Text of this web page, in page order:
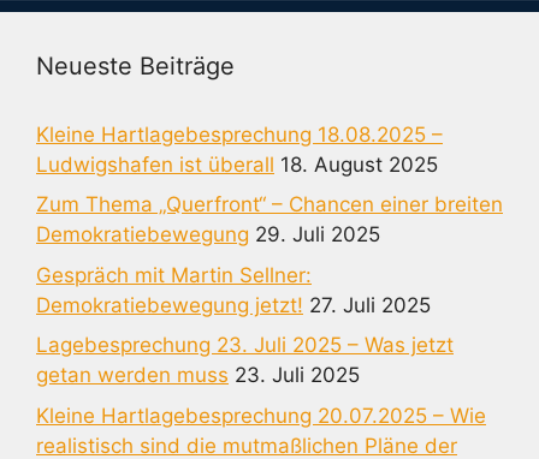
Neueste Beiträge
Kleine Hartlagebesprechung 18.08.2025 –
Ludwigshafen ist überall 18. August 2025
Zum Thema „Querfront“ – Chancen einer breiten
Demokratiebewegung 29. Juli 2025
Gespräch mit Martin Sellner:
Demokratiebewegung jetzt! 27. Juli 2025
Lagebesprechung 23. Juli 2025 – Was jetzt
getan werden muss 23. Juli 2025
Kleine Hartlagebesprechung 20.07.2025 – Wie
realistisch sind die mutmaßlichen Pläne der